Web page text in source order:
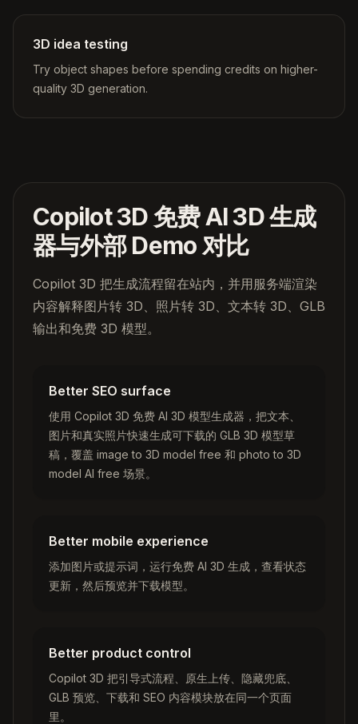
3D idea testing
Try object shapes before spending credits on higher-
quality 3D generation.
Copilot 3D 免费 AI 3D 生成
器与外部 Demo 对比
Copilot 3D 把生成流程留在站内，并用服务端渲染
内容解释图片转 3D、照片转 3D、文本转 3D、GLB
输出和免费 3D 模型。
Better SEO surface
使用 Copilot 3D 免费 AI 3D 模型生成器，把文本、
图片和真实照片快速生成可下载的 GLB 3D 模型草
稿，覆盖 image to 3D model free 和 photo to 3D
model AI free 场景。
Better mobile experience
添加图片或提示词，运行免费 AI 3D 生成，查看状态
更新，然后预览并下载模型。
Better product control
Copilot 3D 把引导式流程、原生上传、隐藏兜底、
GLB 预览、下载和 SEO 内容模块放在同一个页面
里。